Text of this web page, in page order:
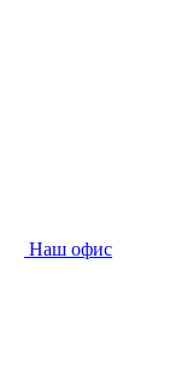
Наш офис